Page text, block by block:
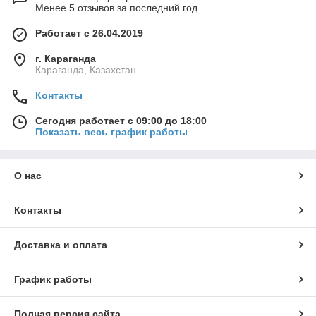
численный состав - более 600 человек;
000 м²;
автоматизированные линии SMT и THT монтажа с
производительностью установок более 80 000
оборудование с возможностью изготавливать более 10
литьевых форм и штампов в месяц;
штамповочный и другие участки по
механообработке;
- жёсткий контроль качества выпускаемой продукции
с контролем функционирования продукции у
потребителя.
Менее 5 отзывов за последний год
Работает с 26.04.2019
г. Караганда
Караганда, Казахстан
Контакты
Сегодня работает с 09:00 до 18:00
Показать весь график работы
О нас
Контакты
Доставка и оплата
График работы